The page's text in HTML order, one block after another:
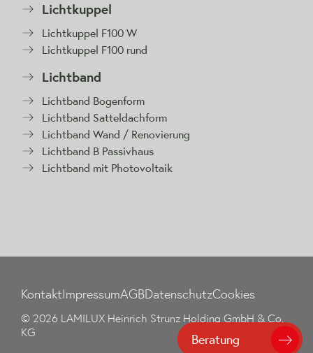
Beratung
Lichtkuppel
Lichtkuppel F100 W
Lichtkuppel F100 rund
Lichtband
Lichtband Bogenform
Lichtband Satteldachform
Lichtband Wand / Renovierung
Lichtband B Passivhaus
Lichtband mit Photovoltaik
KontaktImpressumAGBDatenschutzCookies
© 2026 LAMILUX Heinrich Strunz Holding GmbH & Co.
KG